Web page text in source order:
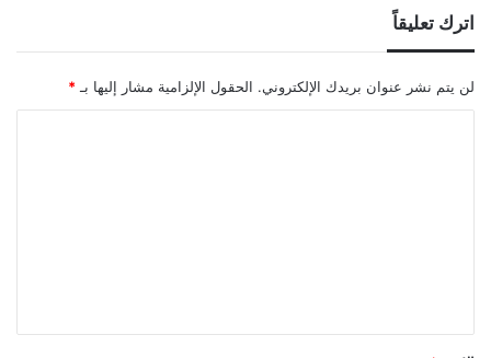
اترك تعليقاً
لن يتم نشر عنوان بريدك الإلكتروني. الحقول الإلزامية مشار إليها بـ *